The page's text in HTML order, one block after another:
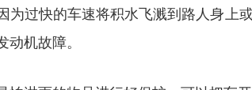
为过快的车速将积水飞溅到路人身
机故障。